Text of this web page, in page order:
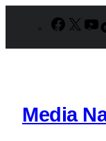
konten
X
Media